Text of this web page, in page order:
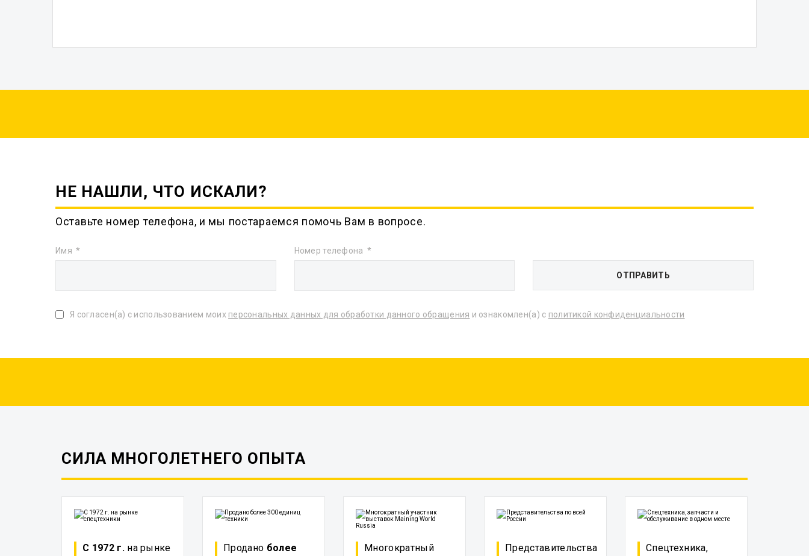
НЕ НАШЛИ, ЧТО ИСКАЛИ?
Оставьте номер телефона, и мы постараемся помочь Вам в вопросе.
Имя Номер телефона
Я согласен(а) с использованием моих персональных данных для обработки данного обращения и ознакомлен(а) с политикой конфиденциальности
СИЛА МНОГОЛЕТНЕГО ОПЫТА
С 1972 г.на рынке
Продано более
Многократный
Представительства
Спецтехника,